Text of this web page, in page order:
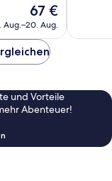
Der
Preis
beträgt
67 €
67 €
Aug.–20. Aug.
und Vorteile
Abenteuer!